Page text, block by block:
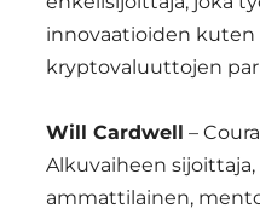
innovaatioiden kuten
kryptovaluuttojen
Will Cardwell –
Alkuvaiheen
ammattilainen,